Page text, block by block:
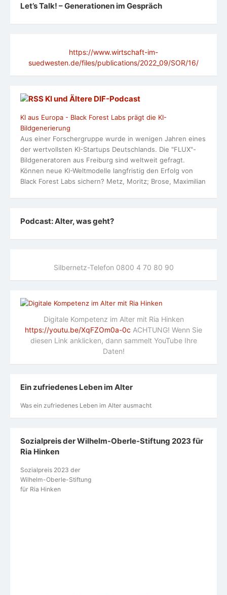
Let’s Talk! – Generationen im Gespräch
https://www.wirtschaft-im-
suedwesten.de/files/publications/2022_09/SOR/16/
KI und Ältere DlF-Podcast
KI aus Europa - Black Forest Labs prägt die KI-
Bildgenerierung
Aus einer Forschergruppe wurde in wenigen Jahren eines
der wertvollsten KI-Startups Deutschlands. Die "FLUX"-
Bildgeneratoren aus Freiburg sind weltweit gefragt.
Können neue KI-Weltmodelle langfristig den Erfolg von
Black Forest Labs sichern? Metz, Moritz; Brose, Maximilian
Podcast: Alter, was geht?
Silbernetz-Telefon 0800 4 70 80 90
Digitale Kompetenz im Alter mit Ria Hinken
https://youtu.be/XqFZOm0a-0c ACHTUNG! Wenn Sie
diesen Link anklicken, dann sammelt YouTube Ihre
Daten!
Ein zufriedenes Leben im Alter
Was ein zufriedenes Leben im Alter ausmacht
Sozialpreis der Wilhelm-Oberle-Stiftung 2023 für
Ria Hinken
Sozialpreis 2023 der
Wilhelm-Oberle-Stiftung
für Ria Hinken